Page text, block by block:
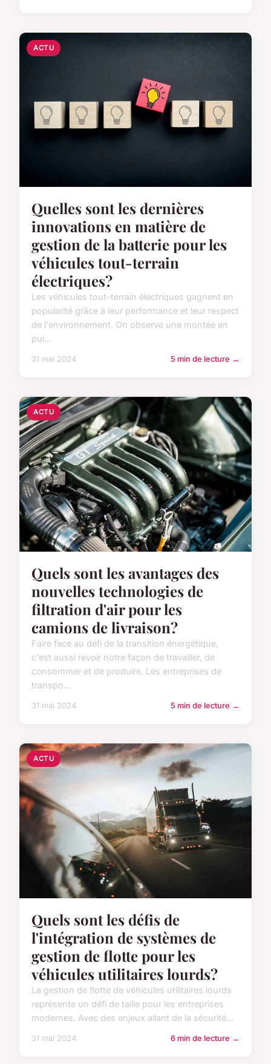
ACTU
Quelles sont les dernières
innovations en matière de
gestion de la batterie pour les
véhicules tout-terrain
électriques?
Les véhicules tout-terrain électriques gagnent en
popularité grâce à leur performance et leur respect
de l'environnement. On observe une montée en
pui...
31 mai 2024 5 min de lecture →
ACTU
Quels sont les avantages des
nouvelles technologies de
filtration d'air pour les
camions de livraison?
Faire face au défi de la transition énergétique,
c'est aussi revoir notre façon de travailler, de
consommer et de produire. Les entreprises de
transpo...
31 mai 2024 5 min de lecture →
ACTU
Quels sont les défis de
l'intégration de systèmes de
gestion de flotte pour les
véhicules utilitaires lourds?
La gestion de flotte de véhicules utilitaires lourds
représente un défi de taille pour les entreprises
modernes. Avec des enjeux allant de la sécurité...
31 mai 2024 6 min de lecture →